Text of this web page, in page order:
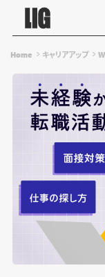
Home キャリアアップ